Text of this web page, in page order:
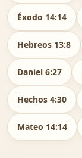
Éxodo 14:14
Hebreos 13:8
Daniel 6:27
Hechos 4:30
Mateo 14:14